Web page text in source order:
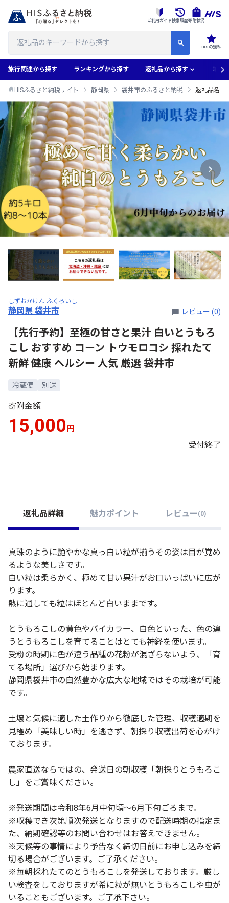
HISの強み
ご利用ガイド検索履歴寄附状況
旅行関連から探す ランキングから探す 返礼品から探す 地域
HISふるさと納税サイト 静岡県 袋井市のふるさと納税 返礼品名
しずおかけん ふくろいし
静岡県 袋井市 レビュー (0)
【先行予約】⾄極の⽢さと果汁 白いとうもろ
こし おすすめ コーン トウモロコシ 採れたて
新鮮 健康 ヘルシー 人気 厳選 袋井市
冷蔵便 別送
寄附金額
15,000 円
受付終了
返礼品詳細 魅力ポイント レビュー (0)
真珠のように艶やかな真っ白い粒が揃うその姿は目が覚め
るような美しさです。
白い粒は柔らかく、極めて甘い果汁がお口いっぱいに広が
ります。
熱に通しても粒はほとんど白いままです。
とうもろこしの黄色やバイカラー、白色といった、色の違
うとうもろこしを育てることはとても神経を使います。
受粉の時期に色が違う品種の花粉が混ざらないよう、「育
てる場所」選びから始まります。
静岡県袋井市の自然豊かな広大な地域ではその栽培が可能
です。
土壌と気候に適した土作りから徹底した管理、収穫適期を
見極め「美味しい時」を逃さず、朝採り収穫出荷を心がけ
ております。
農家直送ならではの、発送日の朝収穫「朝採りとうもろこ
し」をご賞味ください。
※発送期間は令和8年6月中旬頃～6月下旬ごろまで。
※収穫でき次第順次発送となりますので配送時期の指定ま
た、納期確認等のお問い合わせはお答えできません。
※天候等の事情により予告なく締切日前にお申し込みを締
切る場合がございます。ご了承ください。
※毎朝採れたてのとうもろこしを発送しております。厳し
い検査をしておりますが希に粒が無いとうもろこしや虫が
いることもございます。ご了承下さい。